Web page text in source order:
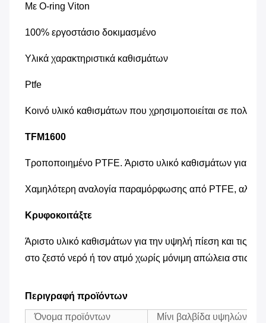
Με O-ring Viton
100% εργοστάσιο δοκιμασμένο
Υλικά χαρακτηριστικά καθισμάτων
Ptfe
Κοινό υλικό καθισμάτων που χρησιμοποιείται σε
TFM1600
Τροποποιημένο PTFE. Άριστο υλικό καθισμάτων για τις
Χαμηλότερη αναλογία παραμόρφωσης από PTFE, αλλά
Κρυφοκοιτάξτε
Άριστο υλικό καθισμάτων για την υψηλή πίεση και τις
στο ζεστό νερό ή τον ατμό χωρίς μόνιμη απώλεια στις
Περιγραφή προϊόντων
Όνομα προϊόντων
Μίνι βαλβίδα υψηλών